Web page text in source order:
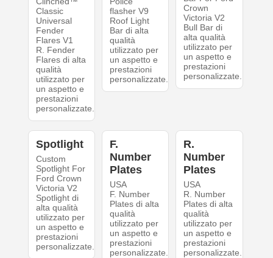
Classic
Universal
Fender
Flares V1
R. Fender
Flares di alta
qualità
utilizzato per
un aspetto e
prestazioni
personalizzate.
flasher V9
Roof Light
Bar di alta
qualità
utilizzato per
un aspetto e
prestazioni
personalizzate.
Crown
Victoria V2
Bull Bar di
alta qualità
utilizzato per
un aspetto e
prestazioni
personalizzate.
Spotlight
Custom
Spotlight For
Ford Crown
Victoria V2
Spotlight di
alta qualità
utilizzato per
un aspetto e
prestazioni
personalizzate.
F.
Number
Plates
USA
F. Number
Plates di alta
qualità
utilizzato per
un aspetto e
prestazioni
personalizzate.
R.
Number
Plates
USA
R. Number
Plates di alta
qualità
utilizzato per
un aspetto e
prestazioni
personalizzate.